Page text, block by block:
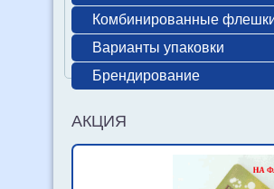
Комбинированные
Варианты упаковки
Брендирование
АКЦИЯ